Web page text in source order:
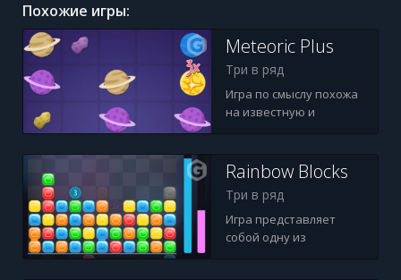
Похожие игры:
Meteoric Plus
Три в ряд
Игра по смыслу похожа
на известную и
2048.Перемещайте
метеориты по
игровому полю таким
образом, чтобы пары
одинаковых
Rainbow Blocks
Три в ряд
Игра представляет
собой одну из